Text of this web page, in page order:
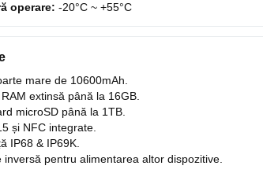
operare: -20°C ~ +55°C
mare de 10600mAh.
extinsă până la 16GB.
microSD până la 1TB.
și NFC integrate.
IP68 & IP69K.
inversă pentru alimentarea altor dispozitive.